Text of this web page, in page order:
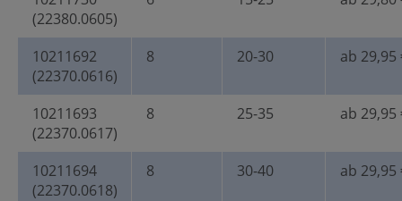
(22380.0605)
10211692
(22370.0616)
8 20-30 ab 29,95
10211693
(22370.0617)
8 25-35 ab 29,95
10211694
(22370.0618)
8 30-40 ab 29,95